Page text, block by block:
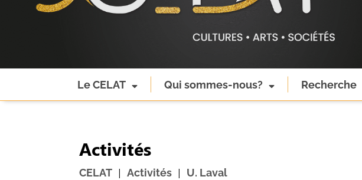
Le CELAT Qui sommes-nous? Recherche
Activités
CELAT | Activités | U. Laval